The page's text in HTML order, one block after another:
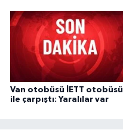
Van otobüsü İETT otobüsü
ile çarpıştı: Yaralılar var